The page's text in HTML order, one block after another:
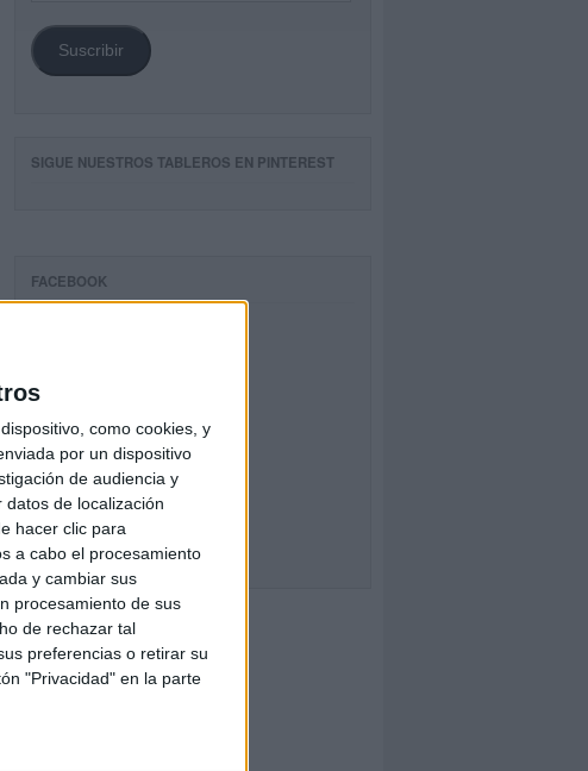
como cookies, y
por un dispositivo
de audiencia y
de localización
hacer clic para
a cabo el procesamiento
y cambiar sus
procesamiento de sus
de rechazar tal
preferencias o retirar su
"Privacidad" en la parte
Suscribir
SIGUE NUESTROS TABLEROS EN PINTEREST
FACEBOOK